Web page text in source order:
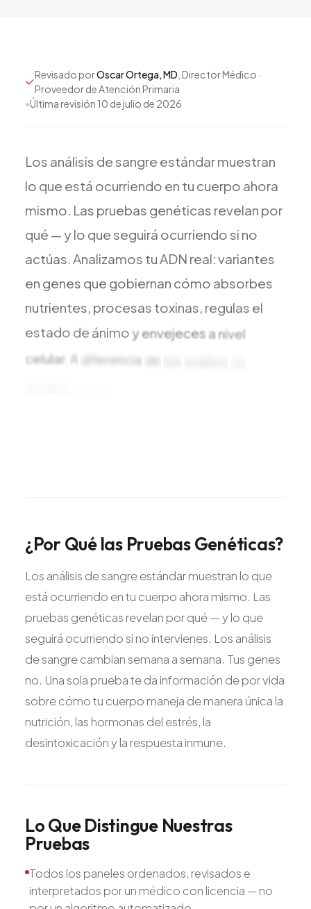
Revisado porOscar Ortega, MD , Director Médico ·
Proveedor de Atención Primaria
•Última revisión 10 de julio de 2026
Los análisis desangre estándarmuestran
lo que está ocurriendo en tu cuerpo ahora
mismo. Las pruebas genéticas revelan por
qué — ylo queseguirá ocurriendosi no
actúas. Analizamos tu ADN real:variantes
en genes que gobiernan cómo absorbes
nutrientes, procesas toxinas, regulas el
estado de ánimoyenvejeces anivel
celular. A diferencia de
¿PorQuélas PruebasGenéticas?
Los análisis de sangre estándar muestran lo que
está ocurriendo en tu cuerpo ahora mismo. Las
pruebas genéticas revelan por qué — y lo que
seguirá ocurriendo si no intervienes. Los análisis
de sangre cambian semana a semana. Tus genes
no. Una sola prueba te da información de por vida
sobre cómo tu cuerpo maneja de manera única la
nutrición, las hormonas del estrés, la
desintoxicación y la respuesta inmune.
LoQue Distingue Nuestras
Pruebas
Todos los paneles ordenados, revisados e
interpretados por un médico con licencia — no